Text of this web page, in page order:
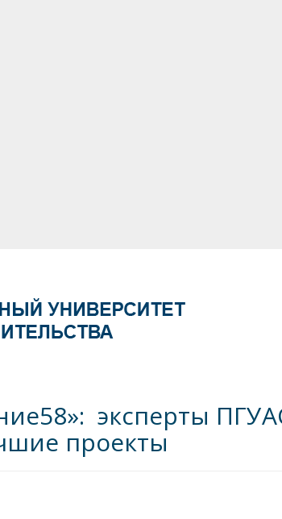
эксперты
проекты